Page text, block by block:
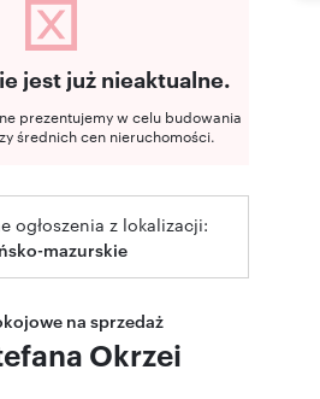
jest już nieaktualne.
prezentujemy w celu budowania
średnich cen nieruchomości.
ogłoszenia z lokalizacji:
mazurskie
na sprzedaż
Okrzei